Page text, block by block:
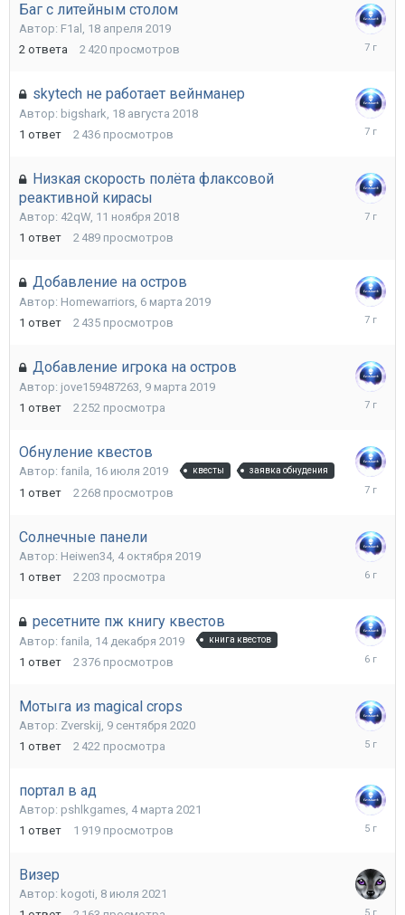
Баг с литейным столом
Автор: F1al , 18 апреля 2019
2 ответа 2 420 просмотров
19
skytech не работает вейнманер
Автор: bigshark, 18 августа 2018
1 ответ 2 436 просмотров
18
Низкая скорость полёта флаксовой
реактивной кирасы
Автор: 42qW, 11 ноября 2018
1 ответ 2 489 просмотров
11
Добавление на остров
Автор: Homewarriors, 6 марта 2019
1 ответ 2 435 просмотров
Добавление игрока на остров
Автор: jove159487263, 9 марта 2019
1 ответ 2 252 просмотра
Обнуление квестов
Автор: fanila, 16 июля 2019 квесты заявка обнудения
1 ответ 2 268 просмотров
16
Солнечные панели
Автор: Heiwen34, 4 октября 2019
1 ответ 2 203 просмотра
ресетните пж книгу квестов
Автор: fanila 14 декабря 2019 книга квестов
1 ответ 2 376 просмотров
16
Мотыга из magical crops
Автор: Zverskij, 9 сентября 2020
1 ответ 2 422 просмотра
портал в ад
Автор: pshlkgames, 4 марта 2021
1 ответ 1 919 просмотров
Визер
Автор: kogoti, 8 июля 2021